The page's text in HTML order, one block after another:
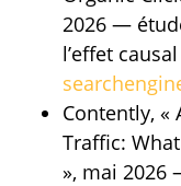
2026 —
l’effet
Contently, «
Traffic:
», mai 2026